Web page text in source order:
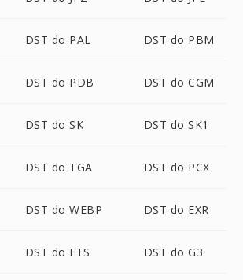
DST do PAL DST do PBM
DST do PDB DST do CGM
DST do SK DST do SK1
DST do TGA DST do PCX
DST do WEBP DST do EXR
DST do FTS DST do G3